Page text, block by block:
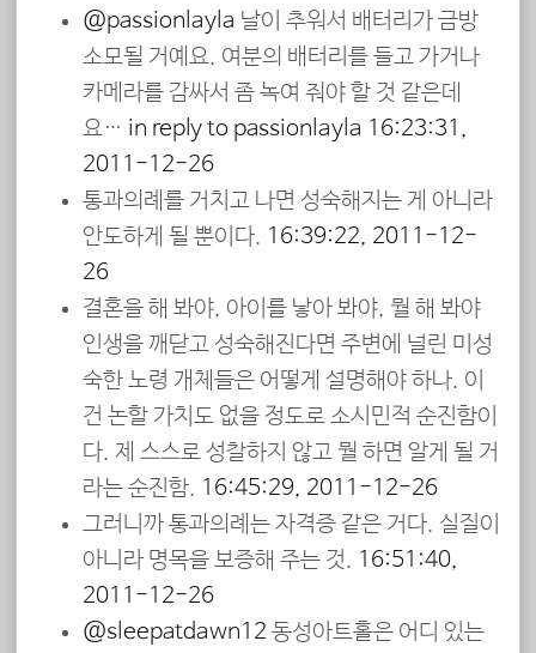
@passionlayla 날이 추워서 배터리가 금방
소모될 거예요. 여분의 배터리를 들고 가거나
카메라를 감싸서 좀 녹여 줘야 할 것 같은데
요… in reply to passionlayla 16:23:31,
2011-12-26
통과의례를 거치고 나면 성숙해지는 게 아니라
안도하게 될 뿐이다. 16:39:22, 2011-12-
26
결혼을 해 봐야, 아이를 낳아 봐야, 뭘 해 봐야
인생을 깨닫고 성숙해진다면 주변에 널린 미성
숙한 노령 개체들은 어떻게 설명해야 하나. 이
건 논할 가치도 없을 정도로 소시민적 순진함이
다. 제 스스로 성찰하지 않고 뭘 하면 알게 될 거
라는 순진함. 16:45:29, 2011-12-26
그러니까 통과의례는 자격증 같은 거다. 실질이
아니라 명목을 보증해 주는 것. 16:51:40,
2011-12-26
@sleepatdawn12 동성아트홀은 어디 있는